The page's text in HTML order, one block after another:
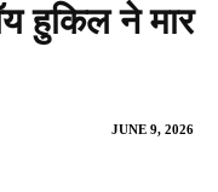
हुकिल ने मार
JUNE 9, 2026